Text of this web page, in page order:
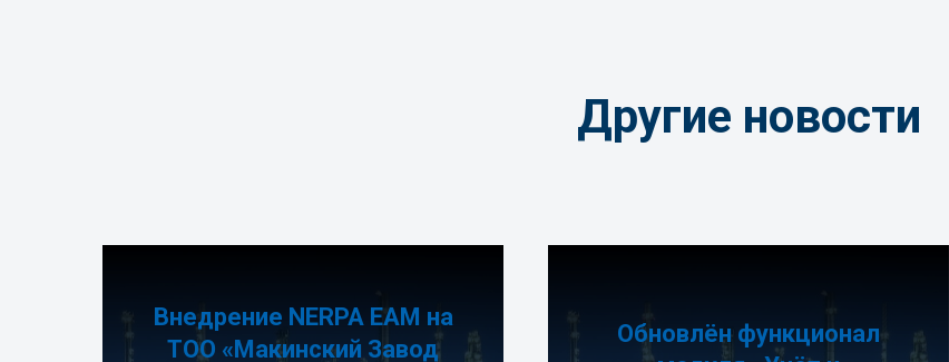
Другие новости
Внедрение NERPA EAM на
ТОО «Макинский Завод
Обновлён функционал